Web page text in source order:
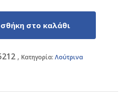
was:
3,90 €.
τιμή
είναι:
στο καλάθι
Κατηγορία: Λούτρινα